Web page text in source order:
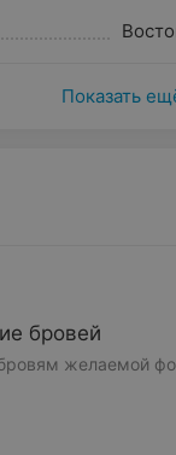
Показать
бровей
желаемой